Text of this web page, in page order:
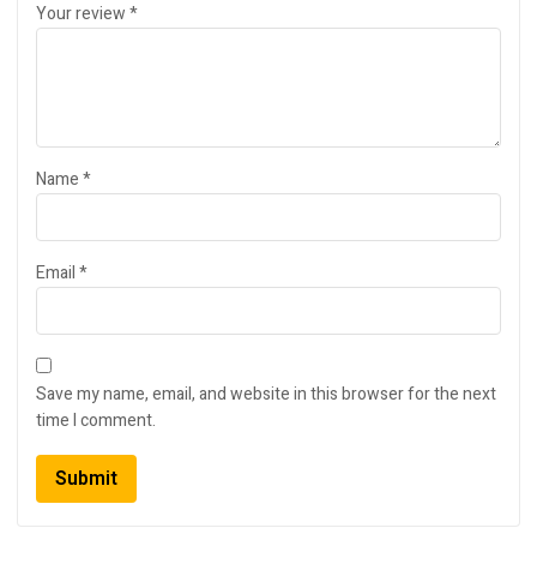
Your review*
Name*
Email*
Save my name, email, and website in this browser for the next
time I comment.